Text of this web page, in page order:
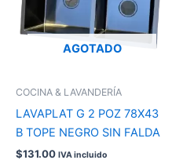
AGOTADO
COCINA & LAVANDERÍA
LAVAPLAT G 2 POZ 78X43
B TOPE NEGRO SIN FALDA
$131.00 IVA incluido